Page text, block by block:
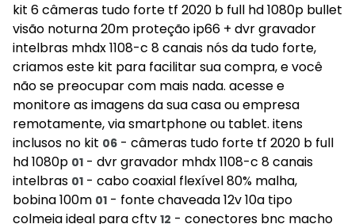
kit 6 câmeras tudo forte tf 2020 b full hd 1080p bullet
visão noturna 20m proteção ip66 + dvr gravador
intelbras mhdx 1108-c 8 canais nós da tudo forte,
criamos este kit para facilitar sua compra, e você
não se preocupar com mais nada. acesse e
monitore as imagens da sua casa ou empresa
remotamente, via smartphone ou tablet. itens
inclusos no kit 06 - câmeras tudo forte tf 2020 b full
hd 1080p 01 - dvr gravador mhdx 1108-c 8 canais
intelbras 01 - cabo coaxial flexível 80% malha,
bobina 100m 01 - fonte chaveada 12v 10a tipo
colmeia ideal para cftv 12 - conectores bnc macho